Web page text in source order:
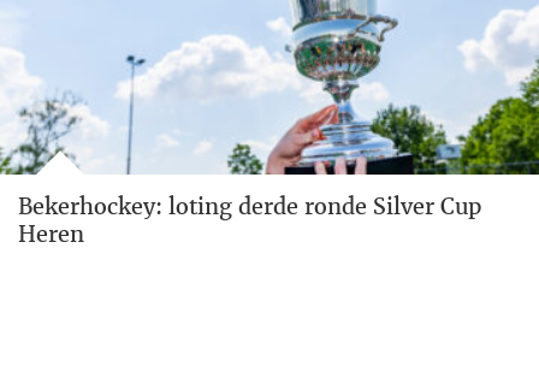
Bekerhockey: loting derde ronde Silver Cup
Heren